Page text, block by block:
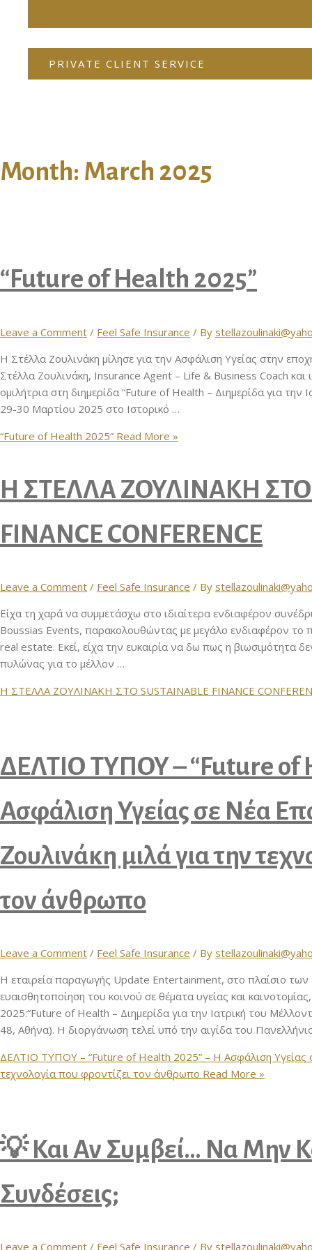
PRIVATE CLIENT SERVICE
Month: March 2025
“Future of Health 2025”
Leave a Comment / Feel Safe Insurance / By
Η Στέλλα Ζουλινάκη μίλησε για την Ασφάλιση Υγείας στην
Στέλλα Ζουλινάκη, Insurance Agent – Life & Business Coach και
ομιλήτρια στη διημερίδα “Future of Health – Διημερίδα για
29-30 Μαρτίου 2025 στο Ιστορικό …
“Future of Health 2025” Read More »
Η ΣΤΕΛΛΑ ΖΟΥΛΙΝΑΚΗ ΣΤΟ
FINANCE CONFERENCE
Leave a Comment / Feel Safe Insurance / By
Είχα τη χαρά να συμμετάσχω στο ιδιαίτερα ενδιαφέρον
Boussias Events, παρακολουθώντας με μεγάλο ενδιαφέρον το
real estate. Εκεί, είχα την ευκαιρία να δω πως η βιωσιμότητα
πυλώνας για το μέλλον …
Η ΣΤΕΛΛΑ ΖΟΥΛΙΝΑΚΗ ΣΤΟ SUSTAINABLE FINANCE
ΔΕΛΤΙΟ ΤΥΠΟΥ – “Future of
Ασφάλιση Υγείας σε Νέα
Ζουλινάκη μιλά για την
τον άνθρωπο
Leave a Comment / Feel Safe Insurance / By
Η εταιρεία παραγωγής Update Entertainment, στο πλαίσιο των
ευαισθητοποίηση του κοινού σε θέματα υγείας και
2025:“Future of Health – Διημερίδα για την Ιατρική του
48, Αθήνα). Η διοργάνωση τελεί υπό την αιγίδα του
ΔΕΛΤΙΟ ΤΥΠΟΥ – “Future of Health 2025” – Η Ασφάλιση Υγείας
τεχνολογία που φροντίζει τον άνθρωπο Read More »
💡 Και Αν Συμβεί… Να Μην
Συνδέσεις;
Leave a Comment / Feel Safe Insurance / By